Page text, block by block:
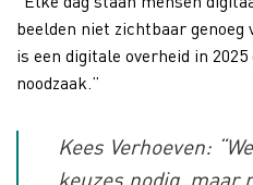
beelden niet zichtbaar
is een digitale overheid in
noodzaak.”
Kees Verhoeven:
keuzes nodig, maar